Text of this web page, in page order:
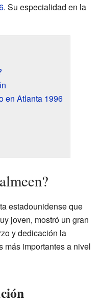
. Su especialidad en la
en Atlanta 1996
estadounidense que
joven, mostró un gran
y dedicación la
más importantes a nivel